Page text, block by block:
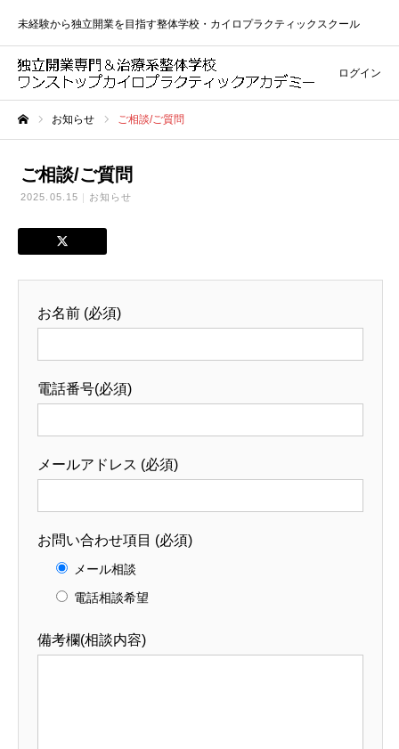
未経験から独立開業を目指す整体学校・カイロプラクティックスクール
ログイン
お知らせ ご相談/ご質問
ご相談/ご質問
2025.05.15 お知らせ
お名前 (必須)
電話番号(必須)
メールアドレス (必須)
お問い合わせ項目 (必須)
メール相談
電話相談希望
備考欄(相談内容)